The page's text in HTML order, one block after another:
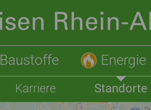
Baustoffe Energie
Karriere Standorte